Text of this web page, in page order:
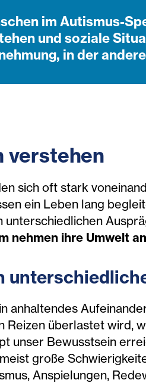
im Autismus-
und soziale
in der
verstehen
sich oft stark
ein Leben lang
nehmen ihre Umwelt
anhaltendes
Reizen überlastet wird,
unser Bewusstsein
große
Anspielungen,